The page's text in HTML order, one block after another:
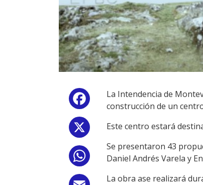
Facebook
WhatsApp
La Intendencia de
construcción de un
Este centro estará
Se presentaron 43
Daniel Andrés Varela y
La obra ase realizará